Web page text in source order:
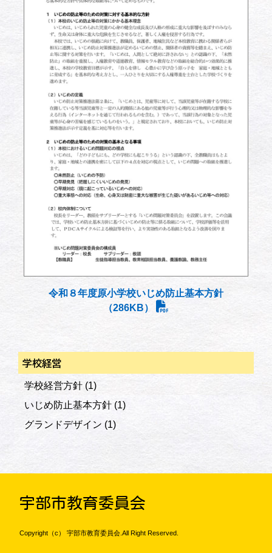
令和８年度原小学校いじめ防止基本方針
（286KB）
学校経営
学校経営方針 (1)
いじめ防止基本方針 (1)
グランドデザイン (1)
宇部市教育委員会
Copyright（c） 宇部市教育委員会.All Right Reserved.